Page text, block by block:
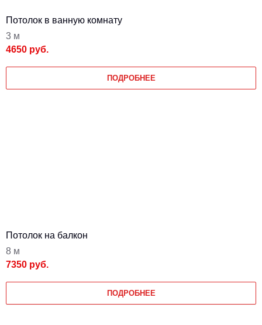
Потолок в ванную комнату
3 м
4650 руб.
ПОДРОБНЕЕ
Потолок на балкон
8 м
7350 руб.
ПОДРОБНЕЕ